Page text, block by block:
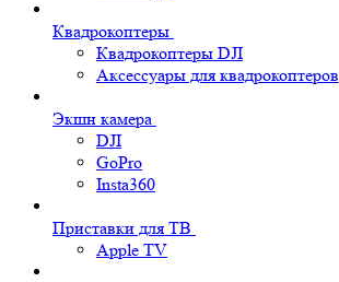
Квадрокоптеры
Квадрокоптеры DJI
Аксессуары для квадрокоптеров
Экшн камера
DJI
GoPro
Insta360
Приставки для ТВ
Apple TV